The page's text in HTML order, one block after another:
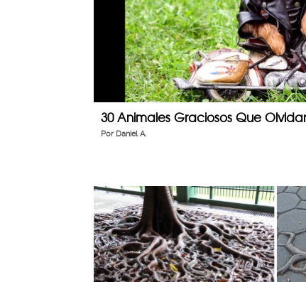
30 Animales Graciosos Que
Por Daniel A.